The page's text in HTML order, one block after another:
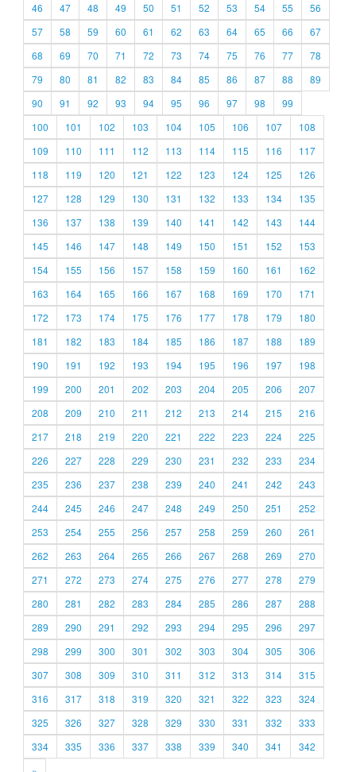
46
47 48 49 50 51 52 53 54 55
56
57
58 59 60 61 62 63 64 65 66
67
68
69 70 71 72 73 74 75 76 77
78
79
80 81 82 83 84 85 86 87 88
89
90
91 92 93 94 95 96 97 98
99
100
101 102 103 104 105 106 107
108
109
110 111 112 113 114 115 116
117
118
119 120 121 122 123 124 125
126
127
128 129 130 131 132 133 134
135
136
137 138 139 140 141 142 143
144
145
146 147 148 149 150 151 152
153
154
155 156 157 158 159 160 161
162
163
164 165 166 167 168 169 170
171
172
173 174 175 176 177 178 179
180
181
182 183 184 185 186 187 188
189
190
191 192 193 194 195 196 197
198
199
200 201 202 203 204 205 206
207
208
209 210 211 212 213 214 215
216
217
218 219 220 221 222 223 224
225
226
227 228 229 230 231 232 233
234
235
236 237 238 239 240 241 242
243
244
245 246 247 248 249 250 251
252
253
254 255 256 257 258 259 260
261
262
263 264 265 266 267 268 269
270
271
272 273 274 275 276 277 278
279
280
281 282 283 284 285 286 287
288
289
290 291 292 293 294 295 296
297
298
299 300 301 302 303 304 305
306
307
308 309 310 311 312 313 314
315
316
317 318 319 320 321 322 323
324
325
326 327 328 329 330 331 332
333
334
335 336 337 338 339 340 341
342